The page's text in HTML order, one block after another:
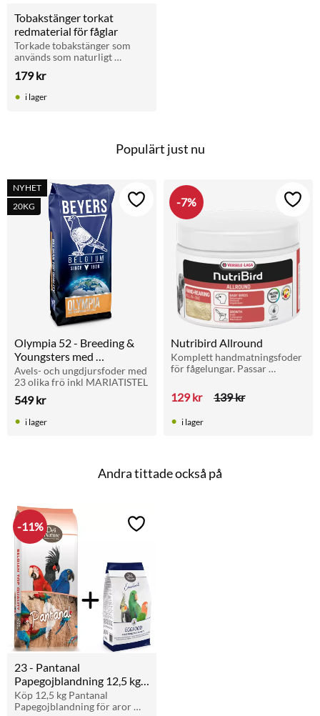
Tobakstänger torkat
redmaterial för fåglar
Torkade tobakstänger som
används som naturligt
för duvor, höns och andra
fåglar.
179kr
i lager
Populärt just nu
Olympia 52 - Breeding &
Youngsters med
MARIATISTEL 20kg
Avels- och ungdjursfoder med
23 olika frö inkl MARIATISTEL
549kr
NYHET
20KG
Lägg till i favoriter
i lager
Nutribird Allround
Komplett handmatningsfoder
för fågelungar. Passar
m.fl. Ger sund tillväxt och
fjäderutveckling. Vikt: 250 g.
129kr 139kr
7% Lägg
i lager
Andra tittade också på
23 - Pantanal
Papegojblandning 12,5 kg
+ Parakit och Papegoj
Äggfoder 800g
Köp 12,5 kg Pantanal
Papegojblandning för aror
11% Lägg till i favoriter